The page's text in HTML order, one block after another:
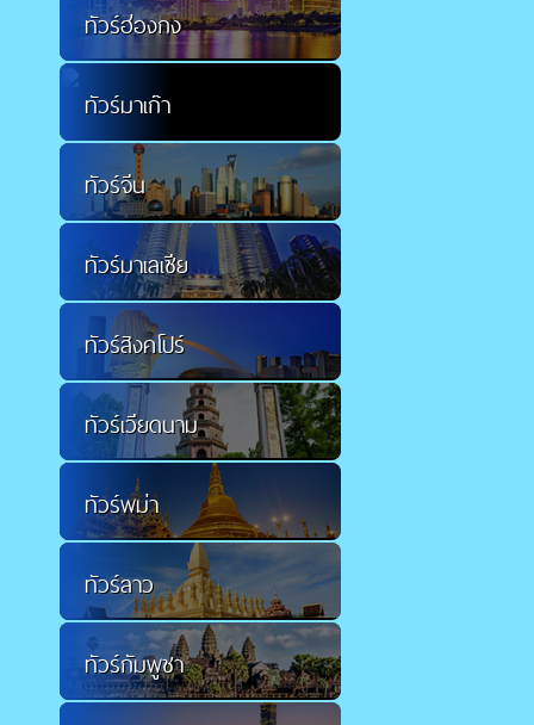
ทัวร์ฮ่องกง
ทัวร์มาเก๊า
ทัวร์จีน
ทัวร์มาเลเซีย
ทัวร์สิงคโปร์
ทัวร์เวียดนาม
ทัวร์พม่า
ทัวร์ลาว
ทัวร์กัมพูชา